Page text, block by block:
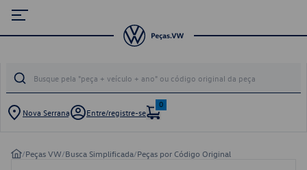
Nova Serrana Entre/registre-se
0
/Peças VW/Busca Simplificada/Peças por Código Original